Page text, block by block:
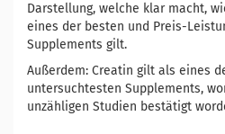
Darstellung, welche klar macht,
eines der besten und Preis-
Supplements gilt.
Außerdem: Creatin gilt als eines
untersuchtesten Supplements,
unzähligen Studien bestätigt